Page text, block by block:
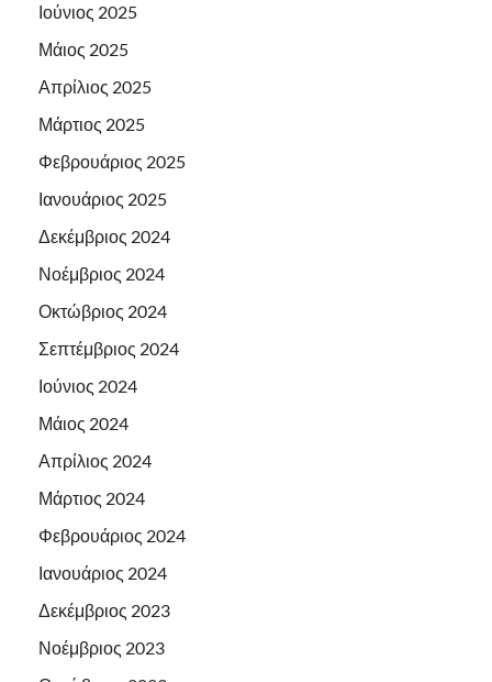
Ιούνιος 2025
Μάιος 2025
Απρίλιος 2025
Μάρτιος 2025
Φεβρουάριος 2025
Ιανουάριος 2025
Δεκέμβριος 2024
Νοέμβριος 2024
Οκτώβριος 2024
Σεπτέμβριος 2024
Ιούνιος 2024
Μάιος 2024
Απρίλιος 2024
Μάρτιος 2024
Φεβρουάριος 2024
Ιανουάριος 2024
Δεκέμβριος 2023
Νοέμβριος 2023